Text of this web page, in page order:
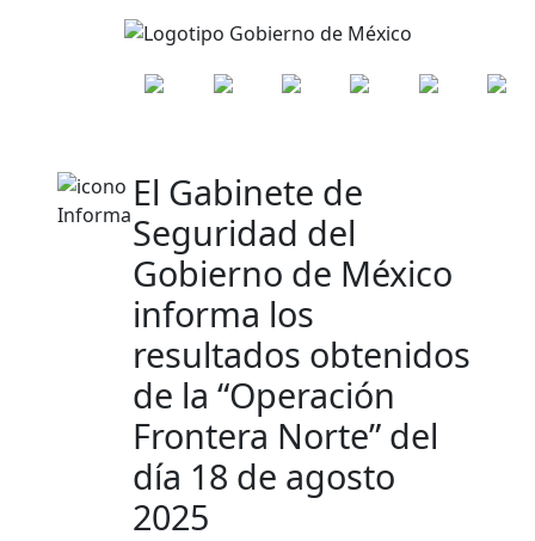
El Gabinete de
Seguridad del
Gobierno de México
informa los
resultados obtenidos
de la “Operación
Frontera Norte” del
día 18 de agosto
2025